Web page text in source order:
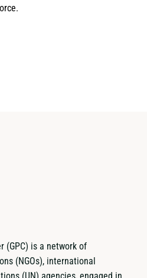
(GPC) is a network of
(NGOs), international